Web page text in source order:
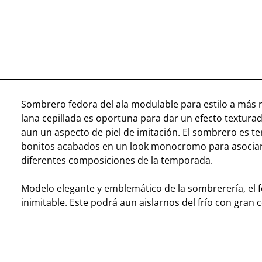
Sombrero fedora del ala modulable para estilo a más
lana cepillada es oportuna para dar un efecto
aun un aspecto de piel de imitación. El sombrero es
bonitos acabados en un look monocromo para
diferentes composiciones de la temporada.
Modelo elegante y emblemático de la sombrerería, el
inimitable. Este podrá aun aislarnos del frío con gran